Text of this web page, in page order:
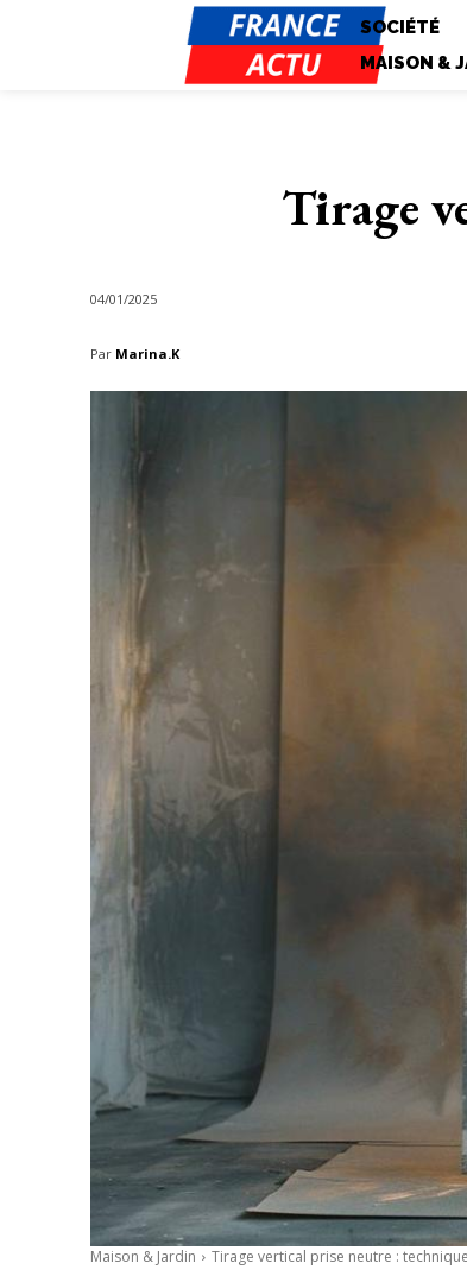
SOCIÉTÉ
MAISON &
Tirage
04/01/2025
Par Marina.K
Maison & Jardin Tirage vertical prise neutre :